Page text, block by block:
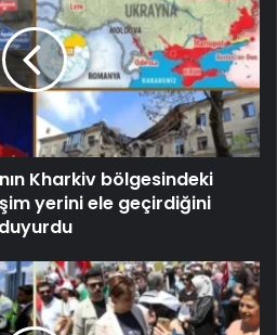
Kharkiv bölgesindeki
yerini ele geçirdiğini
duyurdu